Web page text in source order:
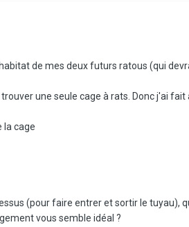
de mes deux futurs ratous (qui
une seule cage à rats. Donc j'ai fait
la cage
(pour faire entrer et sortir le tuyau),
vous semble idéal ?